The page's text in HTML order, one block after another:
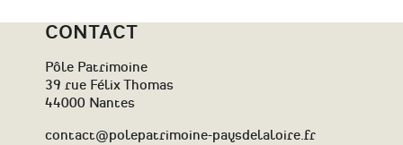
CONTACT
Pôle Patrimoine
39 rue Félix Thomas
44000 Nantes
contact@polepatrimoine-paysdelaloire.fr